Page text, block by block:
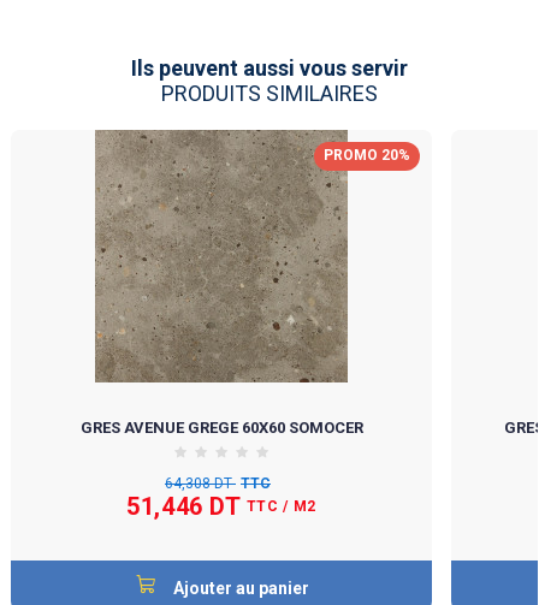
Ils peuvent aussi vous servir
PRODUITS SIMILAIRES
PROMO 20%
GRES AVENUE GREGE 60X60 SOMOCER
64,308 DT TTC
51,446 DT TTC / M2
Ajouter au panier